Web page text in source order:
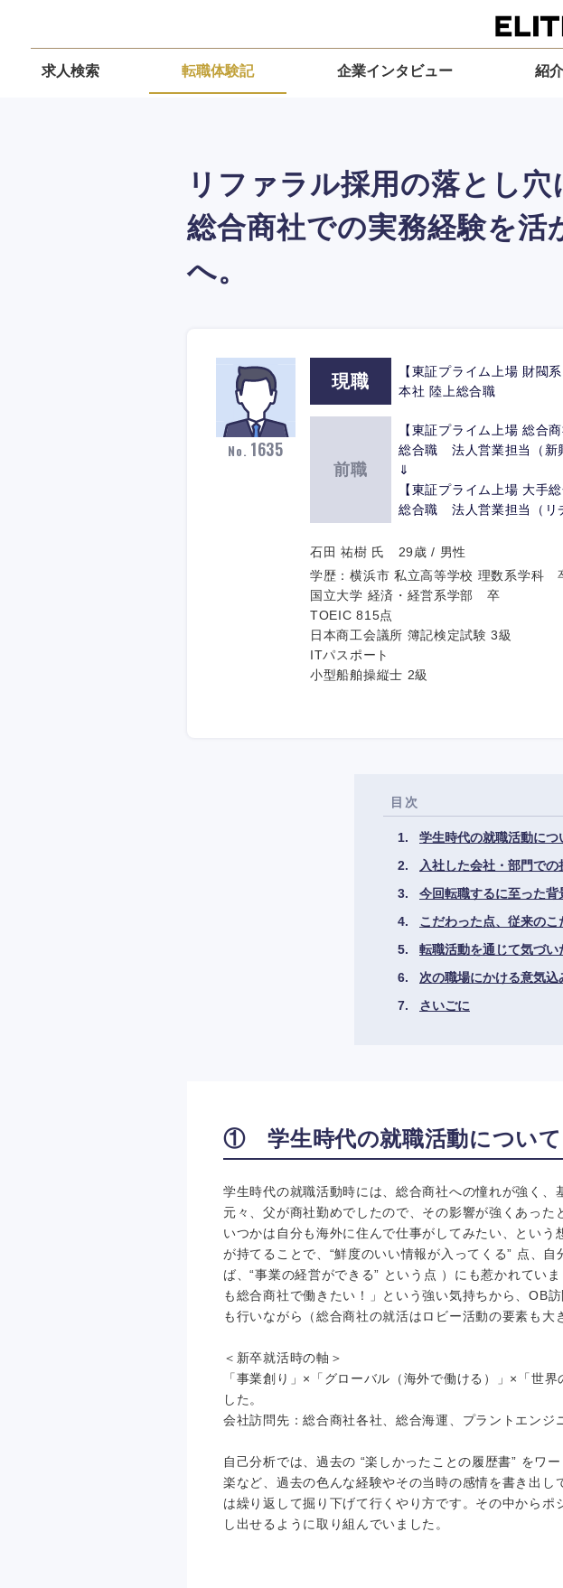
求人検索 転職体験記 企業インタビュー 紹
リファラル採用の落とし
総合商社での実務経験を活
へ。
No. 1635
現職
【東証プライム上場 財閥
本社 陸上総合職
前職
【東証プライム上場 総合商
総合職 法人営業担当（新
⇓
【東証プライム上場 大手総
総合職 法人営業担当（リ
石田 祐樹 氏 29歳 / 男性
学歴：横浜市 私⽴⾼等学校 理数系学科
国⽴⼤学 経済・経営系学部 卒
TOEIC 815点
日本商工会議所 簿記検定試験 3級
ITパスポート
小型船舶操縦士 2級
目次
学生時代の就職活動につ
入社した会社・部門での
今回転職するに至った背
こだわった点、従来の
転職活動を通じて気づい
次の職場にかける意気込
さいごに
① 学生時代の就職活動について
学生時代の就職活動時には、総合商社への憧れが強く、
元々、父が商社勤めでしたので、その影響が強くあった
いつかは自分も海外に住んで仕事がしてみたい、とい
が持てることで、“鮮度のいい情報が入ってくる” 点、
ば、“事業の経営ができる” という点 ）にも惹かれてい
も総合商社で働きたい！」という強い気持ちから、OB
も行いながら（総合商社の就活はロビー活動の要素も
＜新卒就活時の軸＞
「事業創り」×「グローバル（海外で働ける）」×「世
した。
会社訪問先：総合商社各社、総合海運、プラントエン
自己分析では、過去の “楽しかったことの履歴書” をワ
楽など、過去の色んな経験やその当時の感情を書き出
は繰り返して掘り下げて行くやり方です。その中から
し出せるように取り組んでいました。